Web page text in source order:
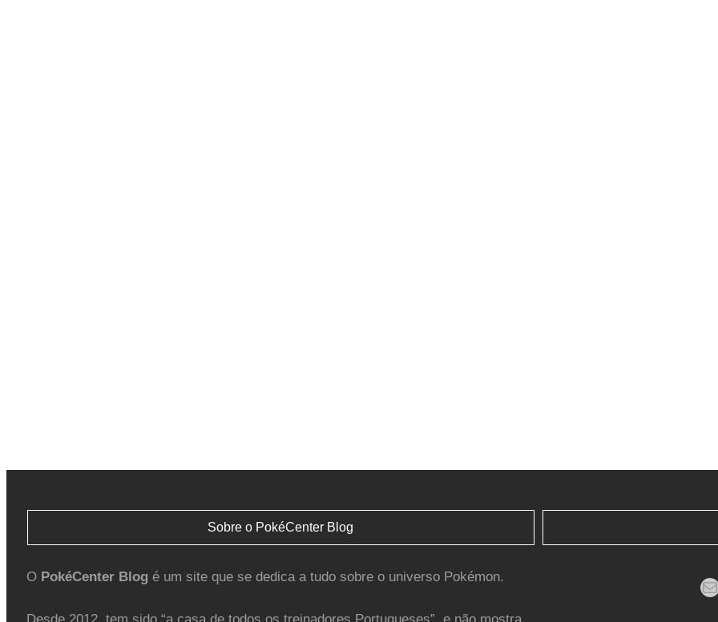
Sobre o PokéCenter Blog
O PokéCenter Blogé um site que se dedica a tudo sobre o universo Pokémon. Mail